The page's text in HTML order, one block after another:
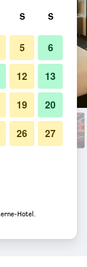
S S
5 6
12 13
19 20
26 27
Hotel.